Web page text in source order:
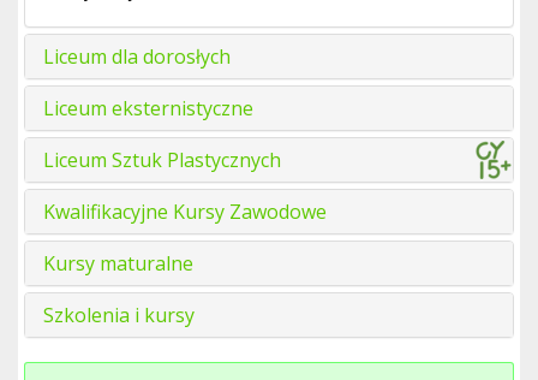
Liceum dla dorosłych
Liceum eksternistyczne
Liceum Sztuk Plastycznych
Kwalifikacyjne Kursy Zawodowe
Kursy maturalne
Szkolenia i kursy